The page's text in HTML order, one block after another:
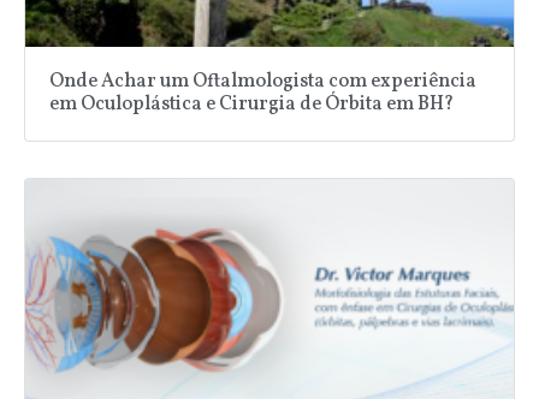
Onde Achar um Oftalmologista com experiência
em Oculoplástica e Cirurgia de Órbita em BH?